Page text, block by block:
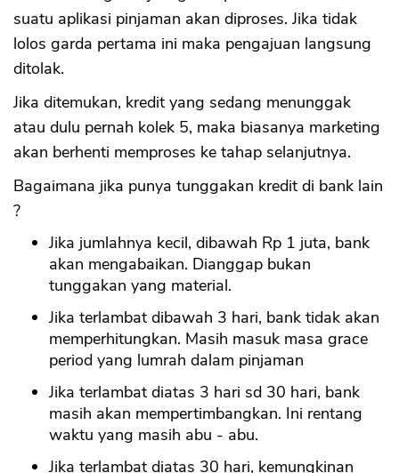
suatu aplikasi pinjaman akan diproses. Jika tidak
lolos garda pertama ini maka pengajuan langsung
ditolak.
Jika ditemukan, kredit yang sedang menunggak
atau dulu pernah kolek 5, maka biasanya marketing
akan berhenti memproses ke tahap selanjutnya.
Bagaimana jika punya tunggakan kredit di bank lain
?
Jika jumlahnya kecil, dibawah Rp 1 juta, bank
akan mengabaikan. Dianggap bukan
tunggakan yang material.
Jika terlambat dibawah 3 hari, bank tidak akan
memperhitungkan. Masih masuk masa grace
period yang lumrah dalam pinjaman
Jika terlambat diatas 3 hari sd 30 hari, bank
masih akan mempertimbangkan. Ini rentang
waktu yang masih abu - abu.
Jika terlambat diatas 30 hari, kemungkinan
OK
CANCEL